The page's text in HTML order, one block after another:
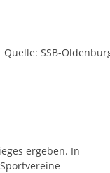
Quelle: SSB-
ergeben. In